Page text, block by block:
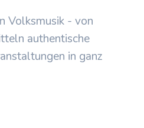
Volksmusik - von
authentische
in ganz